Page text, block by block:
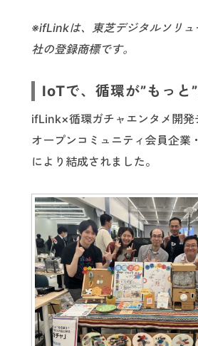
※ifLinkは、東芝デジタルソリュ
社の登録商標です。
IoTで、循環が”もっと
ifLink×循環ガチャエンタメ開
オープンコミュニティ会員企業
により結成されました。